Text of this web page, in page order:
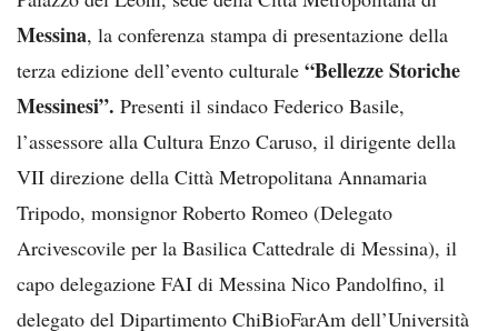
Messina, la conferenza stampa di presentazione della
terza edizione dell’evento culturale “Bellezze Storiche
Messinesi”. Presenti il sindaco Federico Basile,
l’assessore alla Cultura Enzo Caruso, il dirigente della
VII direzione della Città Metropolitana Annamaria
Tripodo, monsignor Roberto Romeo (Delegato
Arcivescovile per la Basilica Cattedrale di Messina), il
capo delegazione FAI di Messina Nico Pandolfino, il
delegato del Dipartimento ChiBioFarAm dell’Università